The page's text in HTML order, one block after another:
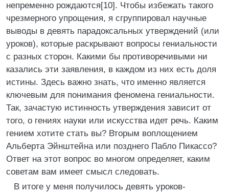
непременно рождаются[10]. Чтобы избежать такого
чрезмерного упрощения, я сгруппировал научные
выводы в девять парадоксальных утверждений (или
уроков), которые раскрывают вопросы гениальности
с разных сторон. Какими бы противоречивыми ни
казались эти заявления, в каждом из них есть доля
истины. Здесь важно знать, что именно является
ключевым для понимания феномена гениальности.
Так, зачастую истинность утверждения зависит от
того, о гениях науки или искусства идет речь. Каким
гением хотите стать вы? Вторым воплощением
Альберта Эйнштейна или позднего Пабло Пикассо?
Ответ на этот вопрос во многом определяет, каким
советам вам имеет смысл следовать.
В итоге у меня получилось девять уроков-